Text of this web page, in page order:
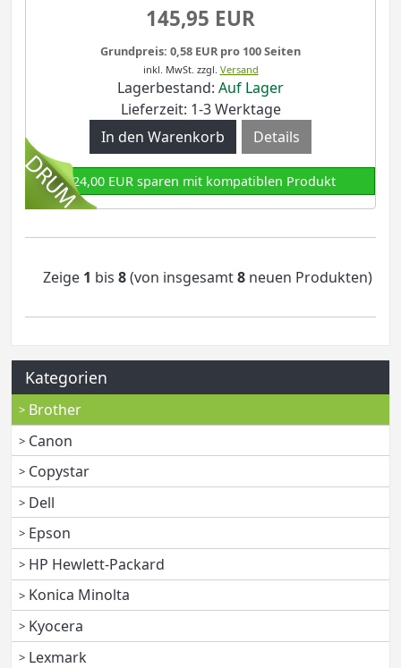
145,95 EUR
Grundpreis: 0,58 EUR pro 100 Seiten
inkl. MwSt. zzgl. Versand
Lagerbestand: Auf Lager
Lieferzeit: 1-3 Werktage
Details
124,00 EUR sparen mit kompatiblen Produkt
Zeige 1 bis 8(von insgesamt8 neuen Produkten)
Kategorien
Brother
Canon
Copystar
Dell
Epson
HP Hewlett-Packard
Konica Minolta
Kyocera
Lexmark